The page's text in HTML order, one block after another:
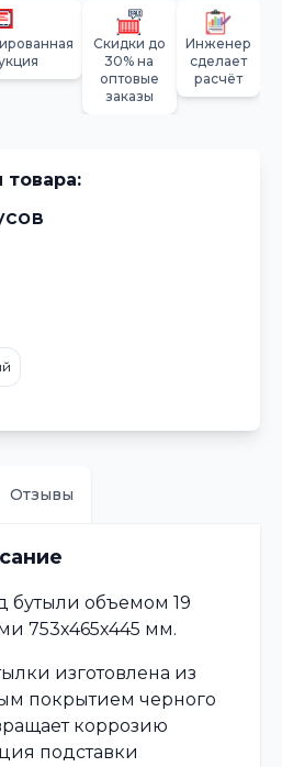
Скидки до
30% на
оптовые
заказы
Инженер
сделает
расчёт
товара:
Отзывы
бутыли объемом 19
753х465х445 мм.
изготовлена из
покрытием черного
коррозию
подставки